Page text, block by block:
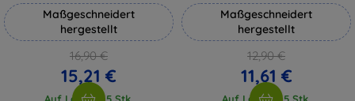
Maßgeschneidert
hergestellt
16,90 €
15,21 €
Auf Lager > 5 Stk.
Maßgeschneidert
hergestellt
12,90 €
11,61 €
Auf Lager > 5 Stk.